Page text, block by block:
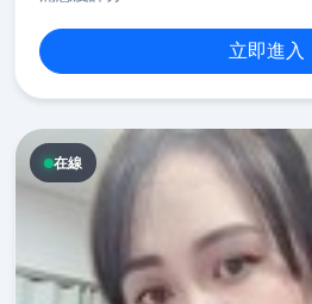
立即進入
在線